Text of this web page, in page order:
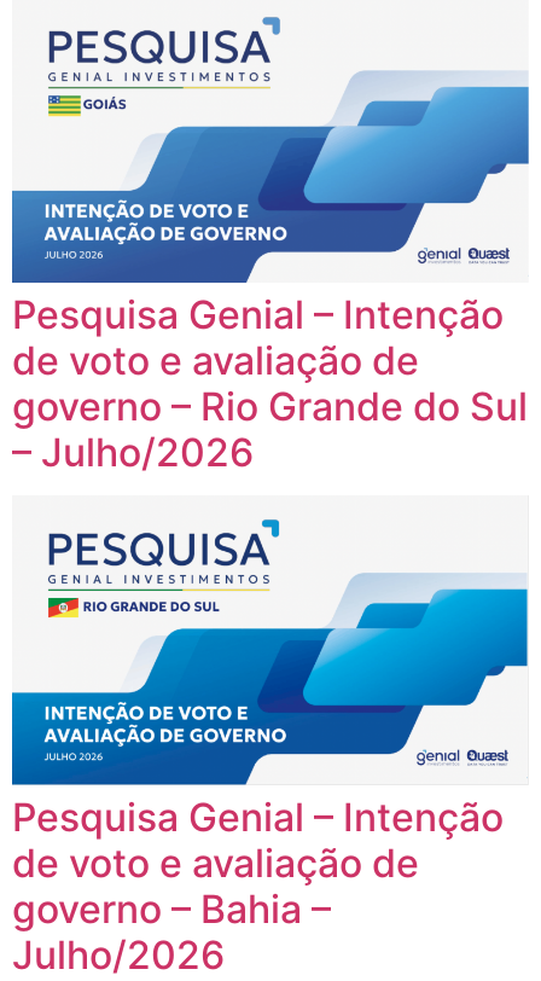
Pesquisa Genial – Intenção
de voto e avaliação de
governo – Rio Grande do Sul
– Julho/2026
Pesquisa Genial – Intenção
de voto e avaliação de
governo – Bahia –
Julho/2026